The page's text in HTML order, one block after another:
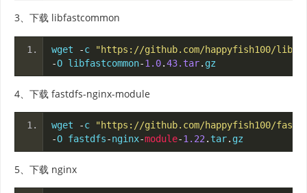
3、下载 libfastcommon
wget -c
"https://github.com/happyfish100/
-O libfastcommon-1.0.43.tar. gz
4、下载 fastdfs-nginx-module
wget -c
"https://github.com/happyfish100/
-O fastdfs-nginx-module-1.22 . tar. gz
5、下载 nginx